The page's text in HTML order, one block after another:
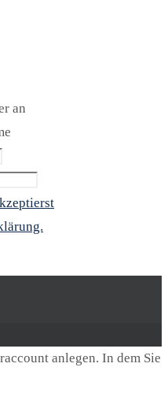
an
anlegen. In dem Sie